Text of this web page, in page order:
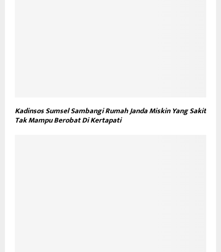
Kadinsos Sumsel Sambangi Rumah Janda Miskin Yang Sakit
Tak Mampu Berobat Di Kertapati